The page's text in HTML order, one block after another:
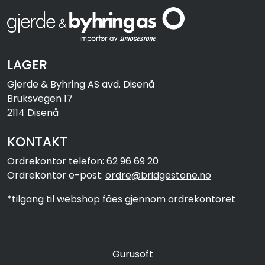
LAGER
Gjerde & Byhring AS avd. Disenå
Bruksvegen 17
2114 Disenå
KONTAKT
Ordrekontor telefon: 62 96 69 20
Ordrekontor e-post: ordre@bridgestone.no
*tilgang til webshop fåes gjennom ordrekontoret
Gurusoft